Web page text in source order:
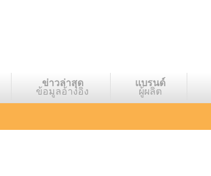
ข่าวล่าสุด
ข้อมูลอ้างอิง
แบรนด์
ผู้ผลิต